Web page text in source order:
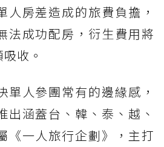
人房差造成的旅費負擔，
法成功配房，衍生費用將
收。
單人參團常有的邊緣感，
出涵蓋台、韓、泰、越、
《一人旅行企劃》，主打